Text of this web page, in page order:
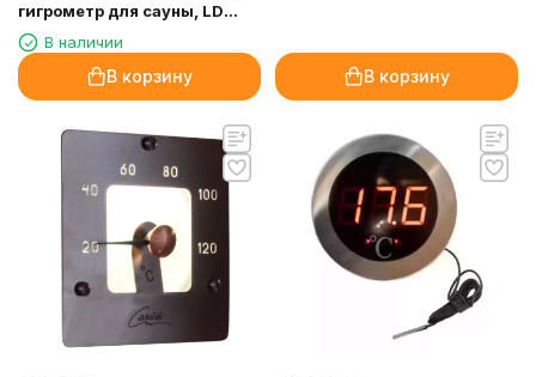
гигрометр для сауны, LD
(клен + орех)
В наличии
В корзину В корзину